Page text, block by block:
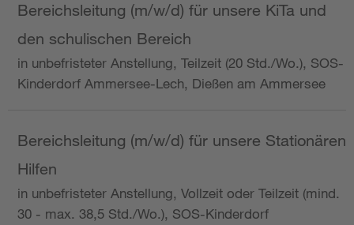
Bereichsleitung (m/w/d) für unsere KiTa und
den schulischen Bereich
in unbefristeter Anstellung, Teilzeit (20 Std./Wo.), SOS-
Kinderdorf Ammersee-Lech, Dießen am Ammersee
Bereichsleitung (m/w/d) für unsere Stationären
Hilfen
in unbefristeter Anstellung, Vollzeit oder Teilzeit (mind.
30 - max. 38,5 Std./Wo.), SOS-Kinderdorf